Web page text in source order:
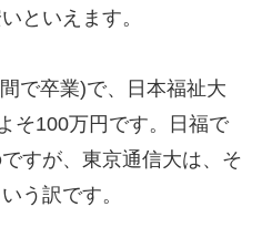
といえます。
で卒業)で、日本福祉大
そ100万円です。日福で
すが、東京通信大は、そ
う訳です。